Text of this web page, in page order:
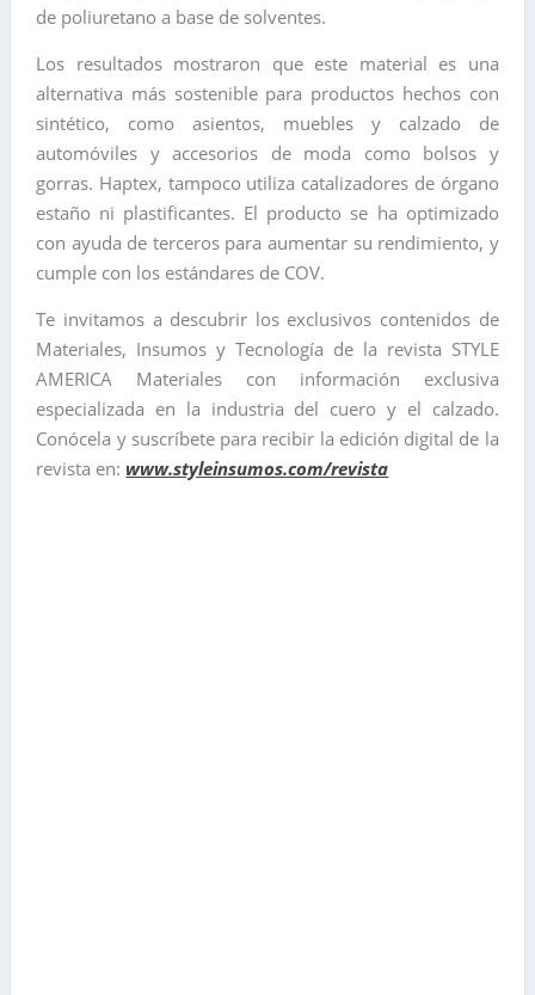
de poliuretano a base de solventes.
Los resultados mostraron que este material es una
alternativa más sostenible para productos hechos con
sintético, como asientos, muebles y calzado de
automóviles y accesorios de moda como bolsos y
gorras. Haptex, tampoco utiliza catalizadores de órgano
estaño ni plastificantes. El producto se ha optimizado
con ayuda de terceros para aumentar su rendimiento, y
cumple con los estándares de COV.
Te invitamos a descubrir los exclusivos contenidos de
Materiales, Insumos y Tecnología de la revista STYLE
AMERICA Materiales con información exclusiva
especializada en la industria del cuero y el calzado.
Conócela y suscríbete para recibir la edición digital de la
revista en: www.styleinsumos.com/revista